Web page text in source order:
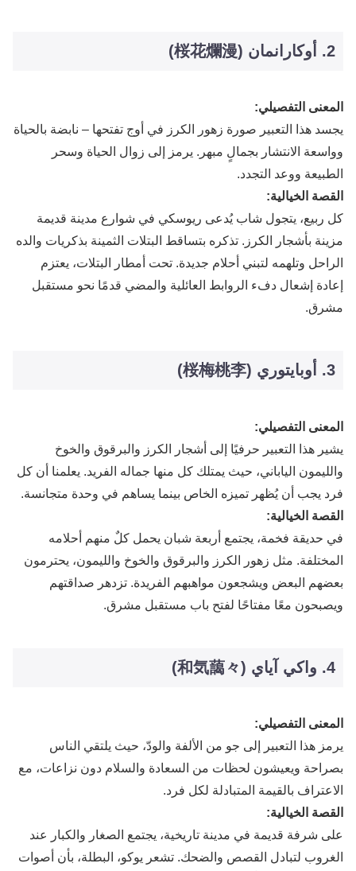
2. أوكارانمان (桜花爛漫)
المعنى التفصيلي:
يجسد هذا التعبير صورة زهور الكرز في أوج تفتحها – نابضة بالحياة
وواسعة الانتشار بجمالٍ مبهر. يرمز إلى زوال الحياة وسحر
الطبيعة ووعد التجدد.
القصة الخيالية:
كل ربيع، يتجول شاب يُدعى ريوسكي في شوارع مدينة قديمة
مزينة بأشجار الكرز. تذكره بتساقط البتلات الثمينة بذكريات والده
الراحل وتلهمه لتبني أحلام جديدة. تحت أمطار البتلات، يعتزم
إعادة إشعال دفء الروابط العائلية والمضي قدمًا نحو مستقبل
مشرق.
3. أوبايتوري (桜梅桃李)
المعنى التفصيلي:
يشير هذا التعبير حرفيًا إلى أشجار الكرز والبرقوق والخوخ
والليمون الياباني، حيث يمتلك كل منها جماله الفريد. يعلمنا أن كل
فرد يجب أن يُظهر تميزه الخاص بينما يساهم في وحدة متجانسة.
القصة الخيالية:
في حديقة فخمة، يجتمع أربعة شبان يحمل كلٌ منهم أحلامه
المختلفة. مثل زهور الكرز والبرقوق والخوخ والليمون، يحترمون
بعضهم البعض ويشجعون مواهبهم الفريدة. تزدهر صداقتهم
ويصبحون معًا مفتاحًا لفتح باب مستقبل مشرق.
4. واكي آياي (和気藹々)
المعنى التفصيلي:
يرمز هذا التعبير إلى جو من الألفة والودّ، حيث يلتقي الناس
بصراحة ويعيشون لحظات من السعادة والسلام دون نزاعات، مع
الاعتراف بالقيمة المتبادلة لكل فرد.
القصة الخيالية:
على شرفة قديمة في مدينة تاريخية، يجتمع الصغار والكبار عند
الغروب لتبادل القصص والضحك. تشعر يوكو، البطلة، بأن أصوات